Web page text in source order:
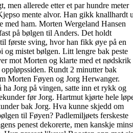
men allerede etter et par hundre meter
mente alvor. Han gikk knallhardt
med ham. Morten Wergeland Hansen
på bølgen til Anders. Det holdt
første sving, hvor han fikk øye på en
og mistet bølgen. Litt lengre bak peste
mot Morten og klarte med et nødskrik
oppløpssiden. Rundt 2 minutter bak
Morten Føyen og Jorg Herwanger.
Jorg på vingen, satte inn et rykk og
før Jorg. Hartmut kjørte hele
bak Jorg. Hva kunne skjedd om
til Føyen? Padlemiljøets ferskeste
penest dekorerte, men kanskje